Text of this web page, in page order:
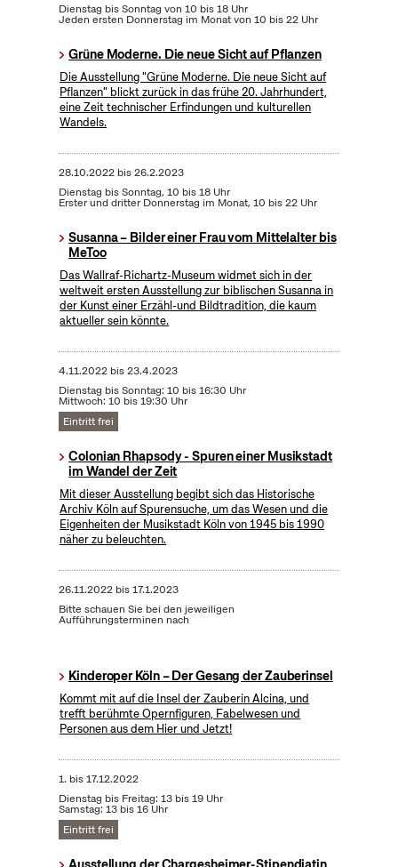
Dienstag bis Sonntag von 10 bis 18 Uhr
Jeden ersten Donnerstag im Monat von 10 bis 22 Uhr
Grüne Moderne. Die neue Sicht auf Pflanzen
Die Ausstellung "Grüne Moderne. Die neue Sicht auf
Pflanzen" blickt zurück in das frühe 20. Jahrhundert,
eine Zeit technischer Erfindungen und kulturellen
Wandels.
28.10.2022bis26.2.2023
Dienstag bis Sonntag, 10 bis 18 Uhr
Erster und dritter Donnerstag im Monat, 10 bis 22 Uhr
Susanna – Bilder einer Frau vom Mittelalter bis
MeToo
Das Wallraf-Richartz-Museum widmet sich in der
weltweit ersten Ausstellung zur biblischen Susanna in
der Kunst einer Erzähl-und Bildtradition, die kaum
aktueller sein könnte.
4.11.2022bis23.4.2023
Dienstag bis Sonntag: 10 bis 16:30 Uhr
Mittwoch: 10 bis 19:30 Uhr
Eintritt frei
Colonian Rhapsody - Spuren einer Musikstadt
im Wandel der Zeit
Mit dieser Ausstellung begibt sich das Historische
Archiv Köln auf Spurensuche, um das Wesen und die
Eigenheiten der Musikstadt Köln von 1945 bis 1990
näher zu beleuchten.
26.11.2022bis17.1.2023
Bitte schauen Sie bei den jeweiligen
Aufführungsterminen nach
Kinderoper Köln – Der Gesang der Zauberinsel
Kommt mit auf die Insel der Zauberin Alcina, und
trefft berühmte Opernfiguren, Fabelwesen und
Personen aus dem Hier und Jetzt!
1. bis17.12.2022
Dienstag bis Freitag: 13 bis 19 Uhr
Samstag: 13 bis 16 Uhr
Eintritt frei